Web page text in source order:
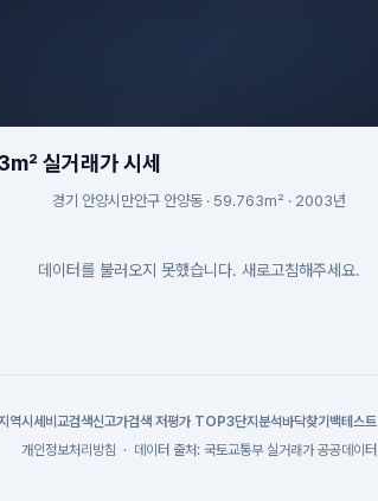
실거래가 시세
경기 안양시만안구 안양동 · 59.763m² · 2003년
데이터를 불러오지 못했습니다. 새로고침해주세요.
역시세 비교검색신고가검색 저평가 TOP3단지분석 바닥찾기 백테스트
개인정보처리방침 · 데이터 출처: 국토교통부 실거래가 공공데이터